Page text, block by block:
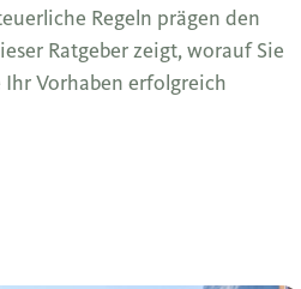
Regeln prägen den
Ratgeber zeigt, worauf Sie
Vorhaben erfolgreich